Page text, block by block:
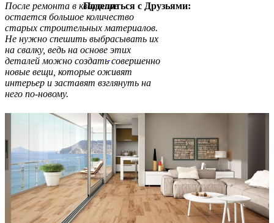
Поделиться с Друзьями:
После ремонта в квартире
остается большое количество
старых строительных материалов.
Не нужно спешить выбрасывать их
на свалку, ведь на основе этих
деталей можно создать совершенно
новые вещи, которые оживят
интерьер и заставят взглянуть на
него по-новому.